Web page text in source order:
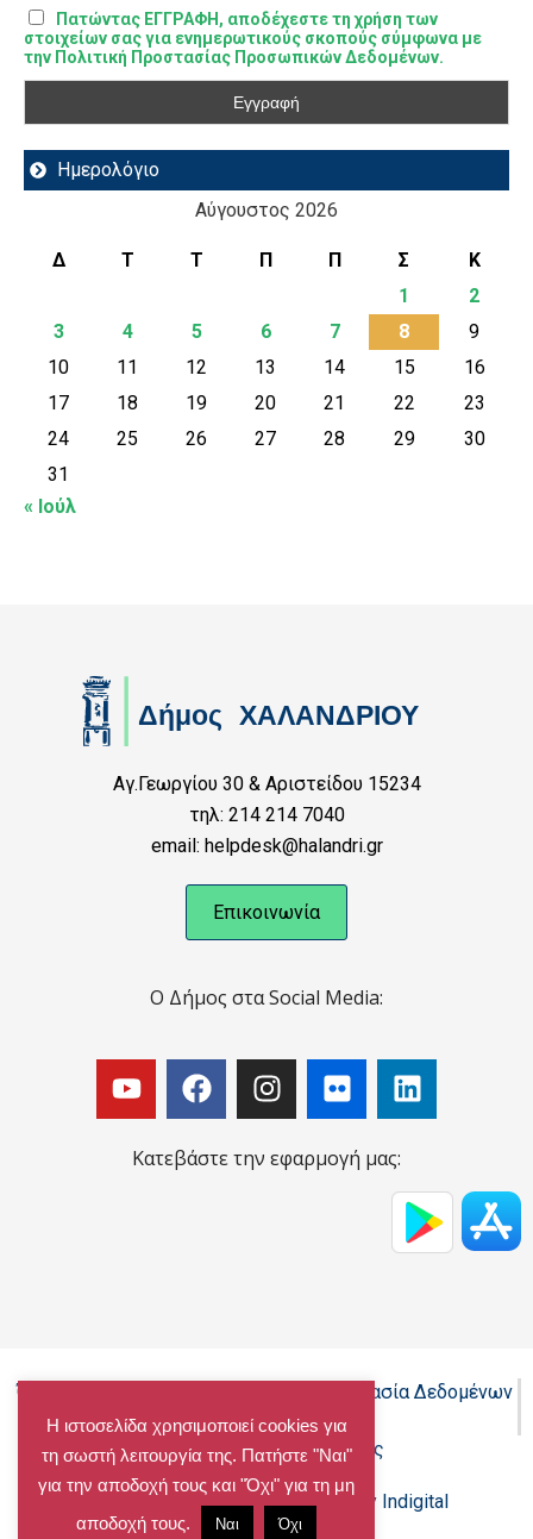
Πατώντας ΕΓΓΡΑΦΗ, αποδέχεστε τη χρήση των
στοιχείων σας για ενημερωτικούς σκοπούς σύμφωνα με
την Πολιτική Προστασίας Προσωπικών Δεδομένων.
Ημερολόγιο
Αύγουστος 2026
Δ Τ Τ Π Π Σ
Κ
1
2
3
4 5 6 7 8
9
10
11 12 13 14 15
16
17
18 19 20 21 22
23
24
25 26 27 28 29
30
31
« Ιούλ
Αγ.Γεωργίου 30 & Αριστείδου 15234
τηλ: 214 214 7040
email: helpdesk@halandri.gr
Επικοινωνία
Ο Δήμος στα Social Media:
Κατεβάστε την εφαρμογή μας:
Όροι Χρήσης - Πολιτική Cookies - Προστασία Δεδομένων
Προσωπικού Χαρακτήρα
Δήλωση προσβασιμότητας
Copyright@chalandri.grPowered by Indigital
Η ιστοσελίδα χρησιμοποιεί cookies για
τη σωστή λειτουργία της. Πατήστε "Ναι"
για την αποδοχή τους και "Όχι" για τη μη
αποδοχή τους.
Ναι Όχι